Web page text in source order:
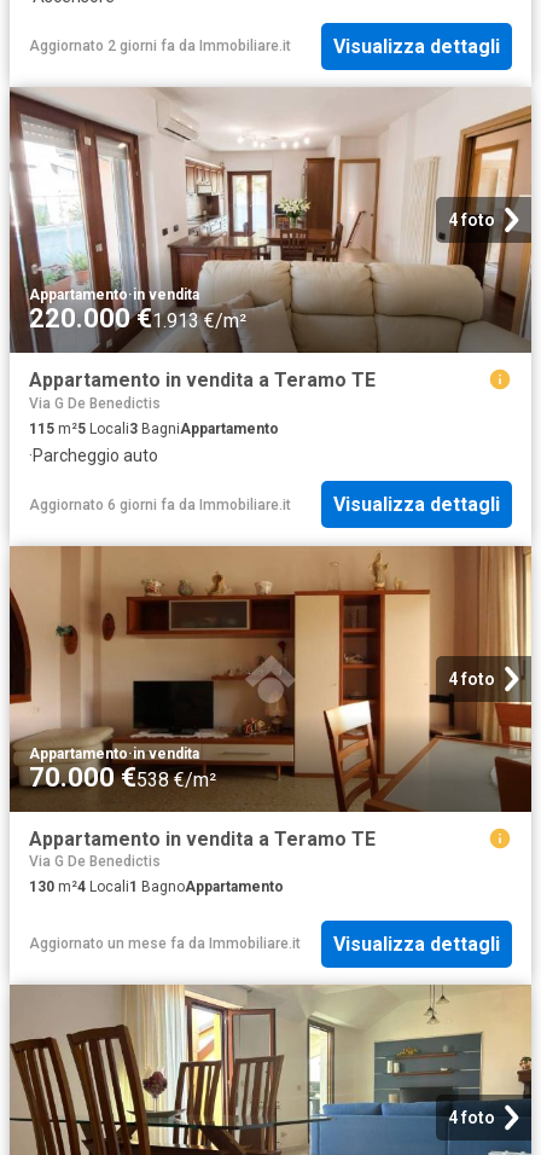
Aggiornato 2 giorni fa da Immobiliare.it Visualizza dettagli
4 foto
Appartamento·in vendita
220.000 €1.913 €/m²
Appartamento in vendita a Teramo TE
Via G De Benedictis
115 m²5 Locali3 BagniAppartamento
·Parcheggio auto
Aggiornato 6 giorni fa da Immobiliare.it Visualizza dettagli
4 foto
Appartamento·in vendita
70.000 €538 €/m²
Appartamento in vendita a Teramo TE
Via G De Benedictis
130 m²4 Locali1 BagnoAppartamento
Aggiornato un mese fa da Immobiliare.it Visualizza dettagli
4 foto